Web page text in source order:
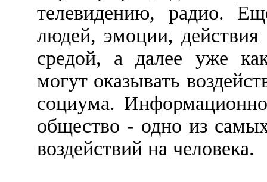
телевидению, радио.
людей, эмоции,
средой, а далее уже
могут оказывать
социума.
общество - одно из
воздействий на человека.